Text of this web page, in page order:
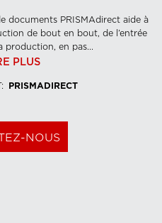
documents PRISMAdirect aide à
de bout en bout, de l’entrée
production, en pas...
PLUS
: PRISMADIRECT
NOUS